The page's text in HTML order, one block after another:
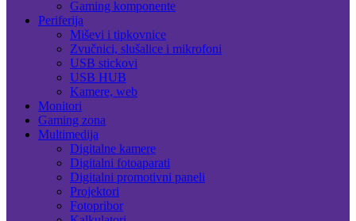
Gaming komponente
Periferija
Miševi i tipkovnice
Zvučnici, slušalice i mikrofoni
USB stickovi
USB HUB
Kamere, web
Monitori
Gaming zona
Multimedija
Digitalne kamere
Digitalni fotoaparati
Digitalni promotivni paneli
Projektori
Fotopribor